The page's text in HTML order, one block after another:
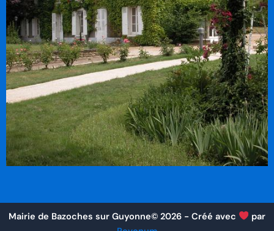
Mairie de Bazoches sur Guyonne©2026 - Créé avec
par